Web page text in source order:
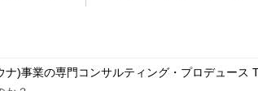
)事業の専門コンサルティング・プロデュース